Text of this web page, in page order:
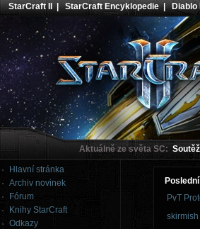
StarCraft II |StarCraft Encyklopedie|Diablo
Aktuálně ze světa SC:
Hlavní stránka
Archiv novinek
Fórum
Knihy StarCraft
Odkazy
PvT
skirmish